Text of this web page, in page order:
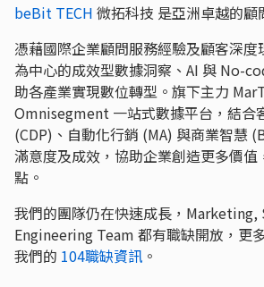
beBit TECH 微拓科技 是亞洲卓越的顧
憑藉國際企業顧問服務經驗及顧客深度
為中心的成效型數據洞察、AI 與 No-
助各產業實現數位轉型。旗下主力
Omnisegment 一站式數據平台，結合
(CDP)、自動化行銷 (MA) 與商業智慧
滿意度及成效，協助企業創造更多價
點。
我們的團隊仍在快速成長，Marketing,
Engineering Team 都有職缺開放，更
我們的 104職缺資訊 。